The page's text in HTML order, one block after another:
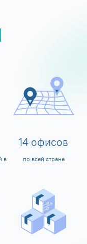
в
14 офисов
по всей стране